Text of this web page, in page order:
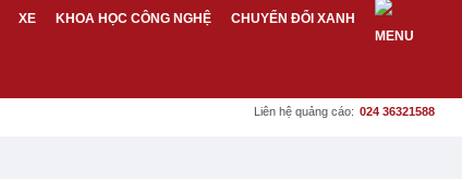
XE KHOA HỌC CÔNG NGHỆ CHUYỂN ĐỔI XANH
Liên hệ quảng cáo: 024 36321588